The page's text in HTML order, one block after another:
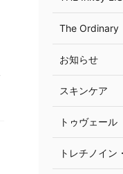
The Ordinary
お知らせ
スキンケア
トゥヴェール
トレチノイン